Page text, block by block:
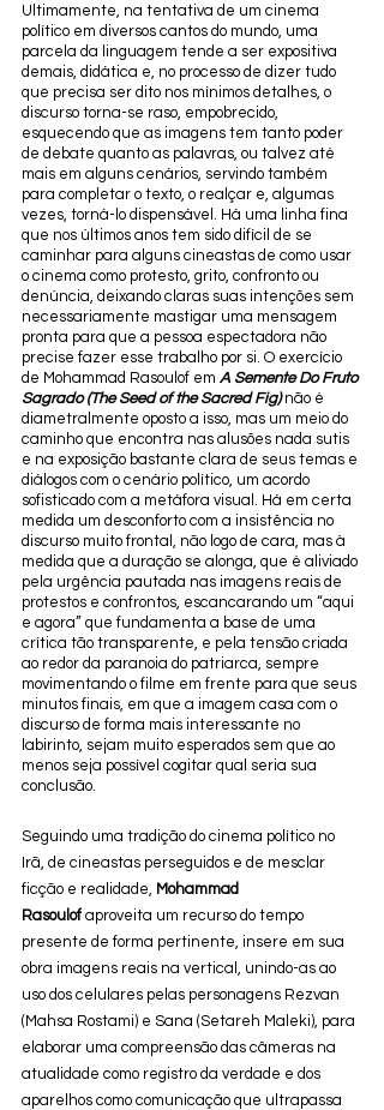
Ultimamente, na tentativa de um cinema
político em diversos cantos do mundo, uma
parcela da linguagem tende a ser expositiva
demais, didática e, no processo de dizer tudo
que precisa ser dito nos mínimos detalhes, o
discurso torna-se raso, empobrecido,
esquecendo que as imagens tem tanto poder
de debate quanto as palavras, ou talvez até
mais em alguns cenários, servindo também
para completar o texto, o realçar e, algumas
vezes, torná-lo dispensável. Há uma linha fina
que nos últimos anos tem sido difícil de se
caminhar para alguns cineastas de como usar
o cinema como protesto, grito, confronto ou
denúncia, deixando claras suas intenções sem
necessariamente mastigar uma mensagem
pronta para que a pessoa espectadora não
precise fazer esse trabalho por si. O exercício
de Mohammad Rasoulof em A Semente Do Fruto
Sagrado (The Seed of the Sacred Fig) não é
diametralmente oposto a isso, mas um meio do
caminho que encontra nas alusões nada sutis
e na exposição bastante clara de seus temas e
diálogos com o cenário político, um acordo
sofisticado com a metáfora visual. Há em certa
medida um desconforto com a insistência no
discurso muito frontal, não logo de cara, mas à
medida que a duração se alonga, que é aliviado
pela urgência pautada nas imagens reais de
protestos e confrontos, escancarando um “aqui
e agora” que fundamenta a base de uma
crítica tão transparente, e pela tensão criada
ao redor da paranoia do patriarca, sempre
movimentando o filme em frente para que seus
minutos finais, em que a imagem casa com o
discurso de forma mais interessante no
labirinto, sejam muito esperados sem que ao
menos seja possível cogitar qual seria sua
conclusão.
Seguindo uma tradição do cinema político no
Irã, de cineastas perseguidos e de mesclar
ficção e realidade, Mohammad
Rasoulof aproveita um recurso do tempo
presente de forma pertinente, insere em sua
obra imagens reais na vertical, unindo-as ao
uso dos celulares pelas personagens Rezvan
(Mahsa Rostami) e Sana (Setareh Maleki), para
elaborar uma compreensão das câmeras na
atualidade como registro da verdade e dos
aparelhos como comunicação que ultrapassa